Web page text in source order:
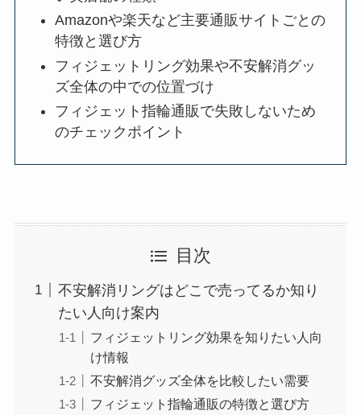
Amazonや楽天など主要通販サイトごとの
特徴と選び方
フィジェットリング効果や不安解消グッ
ズ全体の中での位置づけ
フィジェット指輪通販で失敗しないため
のチェックポイント
目次
不安解消リングはどこで売ってるか知り
たい人向け案内
フィジェットリング効果を知りたい人向
け情報
不安解消グッズ全体を比較したい需要
フィジェット指輪通販の特徴と選び方